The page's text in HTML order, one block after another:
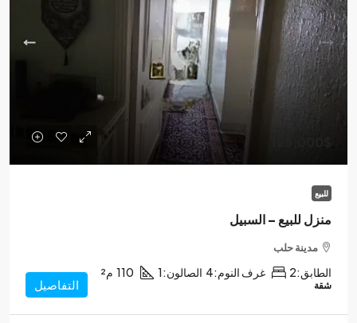
للبيع
منزل للبيع – السبيل
مدينة حلب
الطابق:2 غرف النوم:4 الصالون:1
110 م²
شقة التفاصيل